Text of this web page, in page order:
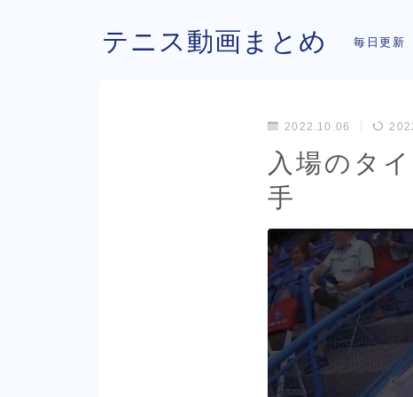
テニス動画まとめ 毎日更新
2022.10.06
入場のタ
手